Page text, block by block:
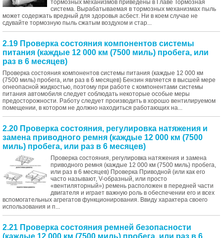
тормозных механизмов приведены в Главе Тормозная
система. Вырабатываемая в тормозных механизмах пыль
может содержать вредный для здоровья асбест. Ни в коем случае не
сдувайте тормозную пыль сжатым воздухом и стар...
2.19 Проверка состояния компонентов системы
питания (каждые 12 000 км (7500 миль) пробега, или
раз в 6 месяцев)
Проверка состояния компонентов системы питания (каждые 12 000 км
(7500 миль) пробега, или раз в 6 месяцев) Бензин является в высшей мере
огнеопасной жидкостью, поэтому при работе с компонентами системы
питания автомобиля следует соблюдать некоторые особые меры
предосторожности. Работу следует производить в хорошо вентилируемом
помещении, в котором не должно находиться работающих на...
2.20 Проверка состояния, регулировка натяжения и
замена приводного ремня (каждые 12 000 км (7500
миль) пробега, или раз в 6 месяцев)
Проверка состояния, регулировка натяжения и замена
приводного ремня (каждые 12 000 км (7500 миль) пробега,
или раз в 6 месяцев) Проверка Приводной (или как его
часто называют, V-образный, или просто
«вентиляторный») ремень расположен в передней части
двигателя и играет важную роль в обеспечении его и всех
вспомогательных агрегатов функционирования. Ввиду характера своего
использования и п...
2.21 Проверка состояния ремней безопасности
(каждые 12 000 км (7500 миль) пробега, или раз в 6